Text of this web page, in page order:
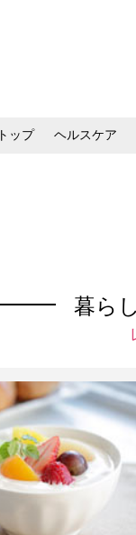
トップ ヘルスケア
暮ら